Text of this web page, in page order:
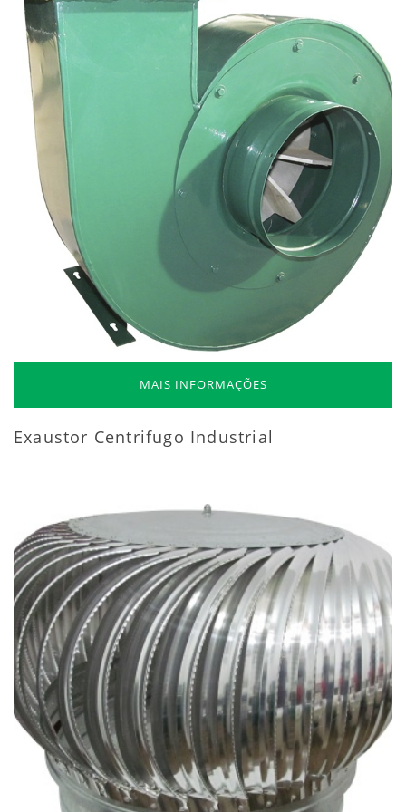
MAIS INFORMAÇÕES
Exaustor Centrifugo Industrial